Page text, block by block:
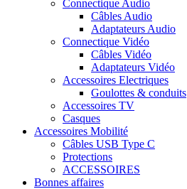
Connectique Audio
Câbles Audio
Adaptateurs Audio
Connectique Vidéo
Câbles Vidéo
Adaptateurs Vidéo
Accessoires Electriques
Goulottes & conduits
Accessoires TV
Casques
Accessoires Mobilité
Câbles USB Type C
Protections
ACCESSOIRES
Bonnes affaires